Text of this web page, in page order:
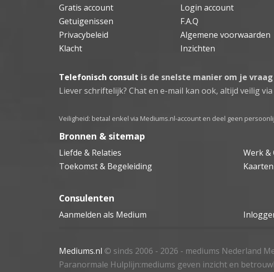
Gratis account
Login account
Getuigenissen
F.A.Q
Privacybeleid
Algemene voorwaarden
Klacht
Inzichten
Telefonisch consult is de snelste manier om je
Liever schriftelijk? Chat en e-mail kan ook, altijd veilig
Veiligheid: betaal enkel via Mediums.nl-account en deel geen
Bronnen & sitemap
Liefde & Relaties Werk &
Toekomst & Begeleiding
Consulenten
Aanmelden als Medium
Mediums.nl © sinds 2006 - 2026 - mediums Nederland
Paranormale Hulplijn:mediums geven inzicht en